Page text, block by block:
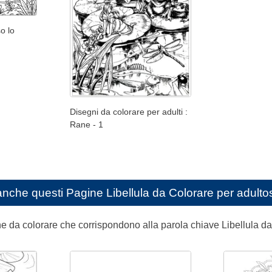
lo
Disegni da colorare per adulti :
Rane - 1
questi Pagine Libellula da Colorare per
da colorare che corrispondono alla parola chiave Libellula